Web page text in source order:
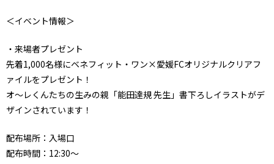
＜イベント情報＞
・来場者プレゼント
先着1,000名様にベネフィット・ワン×愛媛FCオリジナルクリアフ
ァイルをプレゼント！
オ～レくんたちの生みの親「能田達規 先生」書下ろしイラストがデ
ザインされています！
配布場所：入場口
配布時間：12:30～